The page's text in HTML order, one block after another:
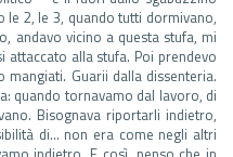
le 2, le 3, quando tutti dormivano,
andavo vicino a questa stufa, mi
alla stufa. Poi prendevo
Guarii dalla dissenteria.
quando tornavamo dal lavoro, di
Bisognava riportarli indietro,
di… non era come negli altri